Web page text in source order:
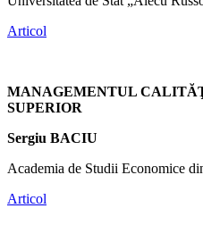
Articol
MANAGEMENTUL
SUPERIOR
Sergiu BACIU
Academia de Studii Economice
Articol